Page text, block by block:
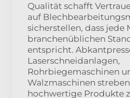
Qualität schafft
auf
sicherstellen, dass jede
branchenüblichen
entspricht.
Laserschneidanlagen,
Rohrbiegemaschinen
Walzmaschinen
hochwertige Produkte